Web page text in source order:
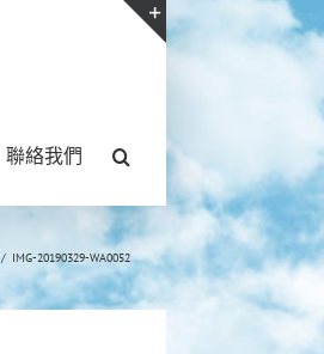
聯絡我們
/ IMG-20190329-WA0052
Toggle
Area